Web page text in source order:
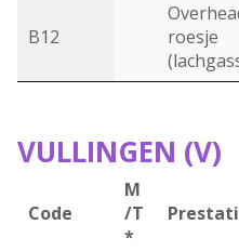
B12
roesje
VULLINGEN (V)
Code
M
/T
*